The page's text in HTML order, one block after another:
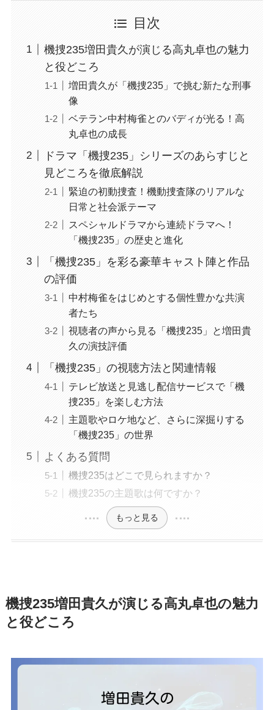
目次
機捜235増田貴久が演じる高丸卓也の魅力
と役どころ
増田貴久が「機捜235」で挑む新たな刑事
像
ベテラン中村梅雀とのバディが光る！高
丸卓也の成長
ドラマ「機捜235」シリーズのあらすじと
見どころを徹底解説
緊迫の初動捜査！機動捜査隊のリアルな
日常と社会派テーマ
スペシャルドラマから連続ドラマへ！
「機捜235」の歴史と進化
「機捜235」を彩る豪華キャスト陣と作品
の評価
中村梅雀をはじめとする個性豊かな共演
者たち
視聴者の声から見る「機捜235」と増田貴
久の演技評価
「機捜235」の視聴方法と関連情報
テレビ放送と見逃し配信サービスで「機
捜235」を楽しむ方法
主題歌やロケ地など、さらに深掘りする
「機捜235」の世界
よくある質問
機捜235はどこで見られますか？
機捜235の主題歌は何ですか？
もっと見る
機捜235増田貴久が演じる高丸卓也の魅力
と役どころ